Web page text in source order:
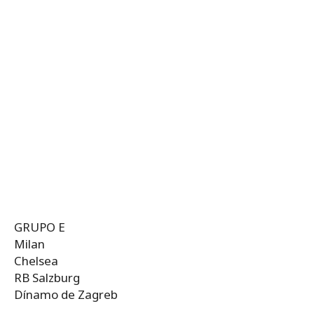
GRUPO E
Milan
Chelsea
RB Salzburg
Dínamo de Zagreb